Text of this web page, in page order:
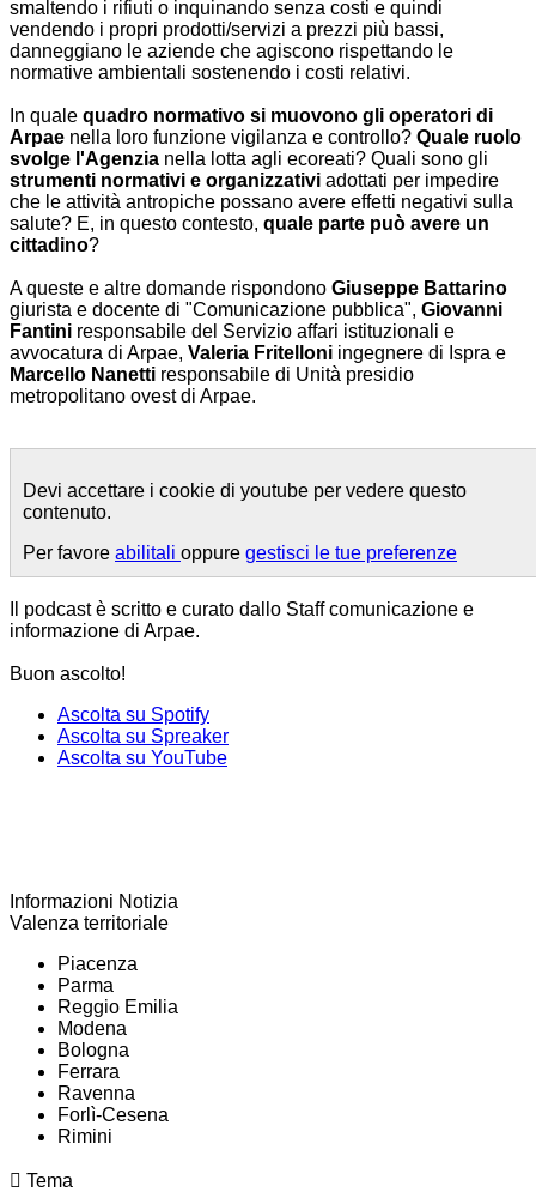
smaltendo i rifiuti o inquinando senza costi e quindi
vendendo i propri prodotti/servizi a prezzi più bassi,
danneggiano le aziende che agiscono rispettando le
normative ambientali sostenendo i costi relativi.
In quale quadro normativo si muovono gli operatori di
Arpae nella loro funzione vigilanza e controllo? Quale ruolo
svolge l'Agenzia nella lotta agli ecoreati? Quali sono gli
strumenti normativi e organizzativi adottati per impedire
che le attività antropiche possano avere effetti negativi sulla
salute? E, in questo contesto, quale parte può avere un
cittadino?
A queste e altre domande rispondono Giuseppe Battarino
giurista e docente di "Comunicazione pubblica", Giovanni
Fantini responsabile del Servizio affari istituzionali e
avvocatura di Arpae, Valeria Fritelloni ingegnere di Ispra e
Marcello Nanetti responsabile di Unità presidio
metropolitano ovest di Arpae.
Devi accettare i cookie di youtube per vedere questo
contenuto.
Per favore abilitali oppure gestisci le tue preferenze
Il podcast è scritto e curato dallo Staff comunicazione e
informazione di Arpae.
Buon ascolto!
Ascolta su Spotify
Ascolta su Spreaker
Ascolta su YouTube
Informazioni Notizia
Valenza territoriale
Piacenza
Parma
Reggio Emilia
Modena
Bologna
Ferrara
Ravenna
Forlì-Cesena
Rimini
Tema